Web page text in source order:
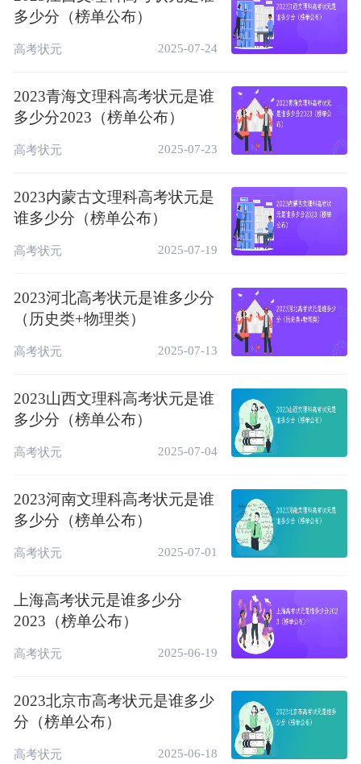
多少分（榜单公布）
高考状元 2025-07-24
2023青海文理科高考状元是谁
多少分2023（榜单公布）
高考状元 2025-07-23
2023内蒙古文理科高考状元是
谁多少分（榜单公布）
高考状元 2025-07-19
2023河北高考状元是谁多少分
（历史类+物理类）
高考状元 2025-07-13
2023山西文理科高考状元是谁
多少分（榜单公布）
高考状元 2025-07-04
2023河南文理科高考状元是谁
多少分（榜单公布）
高考状元 2025-07-01
上海高考状元是谁多少分
2023（榜单公布）
高考状元 2025-06-19
2023北京市高考状元是谁多少
分（榜单公布）
高考状元 2025-06-18